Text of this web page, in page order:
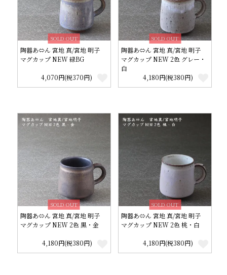
SOLD OUT
陶器あ⇔ん 宮地 真/宮地 明子
マグカップ NEW 緑BG
4,070円(税370円)
SOLD OUT
陶器あ⇔ん 宮地 真/宮地 明子
マグカップ NEW 2色 グレー・
白
4,180円(税380円)
SOLD OUT
陶器あ⇔ん 宮地 真/宮地 明子
マグカップ NEW 2色 黒・金
4,180円(税380円)
SOLD OUT
陶器あ⇔ん 宮地 真/宮地 明子
マグカップ NEW 2色 桃・白
4,180円(税380円)